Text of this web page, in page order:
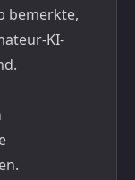
bemerkte,
KI-